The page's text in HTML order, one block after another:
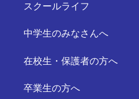
スクールライフ
中学生のみなさんへ
在校生・保護者の方へ
卒業生の方へ